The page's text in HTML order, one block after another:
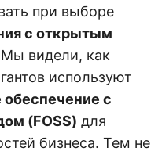
при выборе
с открытым
видели, как
используют
с
(FOSS) для
бизнеса. Тем не